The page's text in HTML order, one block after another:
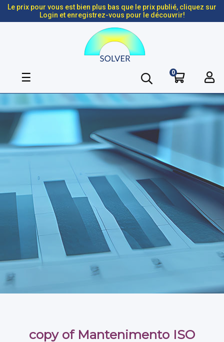
Le prix pour vous est bien plus bas que le prix publié, cliquez sur
Login et enregistrez-vous pour le découvrir!
Basculer
navigation
☰ 0
copy of Mantenimento ISO